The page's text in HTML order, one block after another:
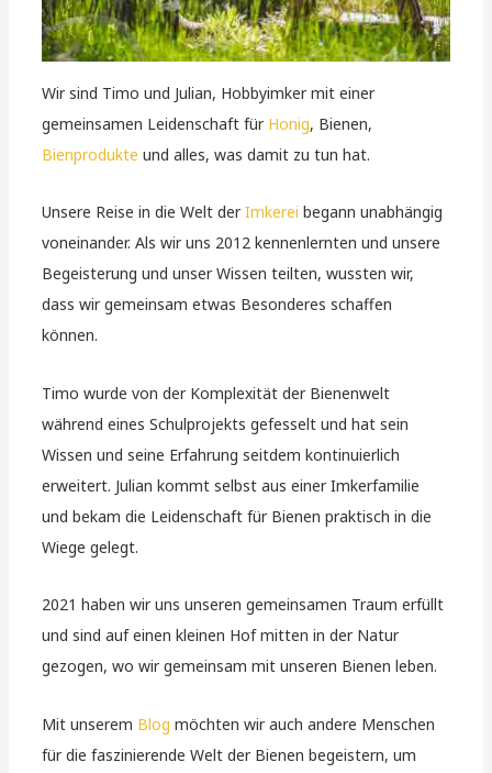
Wir sind Timo und Julian, Hobbyimker mit einer
gemeinsamen Leidenschaft für Honig, Bienen,
Bienprodukte und alles, was damit zu tun hat.
Unsere Reise in die Welt derImkerei begann unabhängig
voneinander. Als wir uns 2012 kennenlernten und unsere
Begeisterung und unser Wissen teilten, wussten wir,
dass wir gemeinsam etwas Besonderes schaffen
können.
Timo wurde von der Komplexität der Bienenwelt
während eines Schulprojekts gefesselt und hat sein
Wissen und seine Erfahrung seitdem kontinuierlich
erweitert. Julian kommt selbst aus einer Imkerfamilie
und bekam die Leidenschaft für Bienen praktisch in die
Wiege gelegt.
2021 haben wir uns unseren gemeinsamen Traum erfüllt
und sind auf einen kleinen Hof mitten in der Natur
gezogen, wo wir gemeinsam mit unseren Bienen leben.
Mit unserem Blog möchten wir auch andere Menschen
für die faszinierende Welt der Bienen begeistern, um